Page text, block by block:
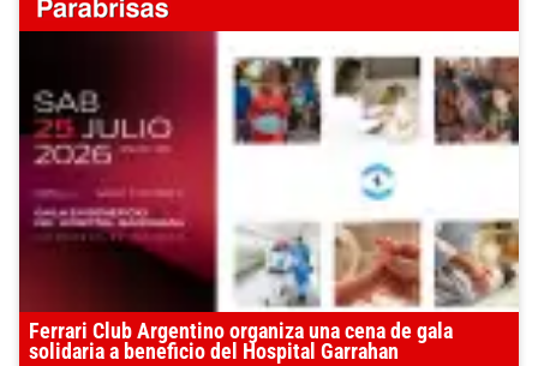
Ferrari Club Argentino organiza una cena de gala
solidaria a beneficio del Hospital Garrahan